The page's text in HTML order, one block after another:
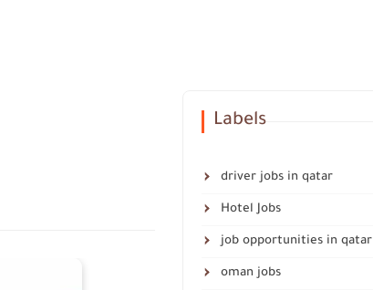
Labels
driver jobs in qatar
Hotel Jobs
job opportunities in qatar
oman jobs